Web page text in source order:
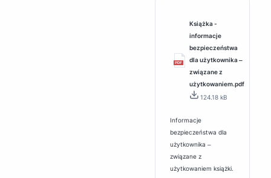
Książka -
informacje
bezpieczeństwa
dla użytkownika ‒
związane z
użytkowaniem.pdf
124.18 kB
Informacje
bezpieczeństwa dla
użytkownika ‒
związane z
użytkowaniem książki.